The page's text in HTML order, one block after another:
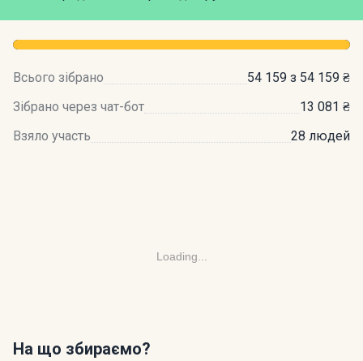
Всього зібрано
54 159 з 54 159 ₴
Зібрано через чат-бот
13 081 ₴
Взяло участь
28 людей
Loading...
На що збираємо?